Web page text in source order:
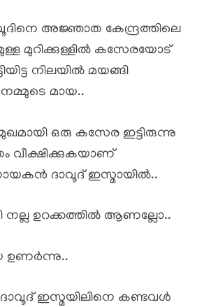
അജ്ഞാത കേന്ദ്രത്തിലെ
മുറിക്കുള്ളിൽ കസേരയോട്
നിലയിൽ മയങ്ങി
മായ..
ഒരു കസേര ഇട്ടിരുന്നു
വീക്ഷിക്കുകയാണ്
ദാവൂദ് ഇസ്മായിൽ..
നല്ല ഉറക്കത്തിൽ ആണല്ലോ..
ഉണർന്നു..
ദാവൂദ് ഇസ്മയിലിനെ കണ്ടവൾ